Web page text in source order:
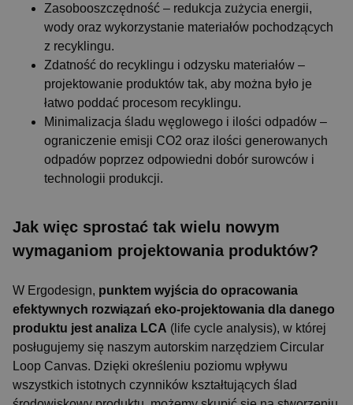
Zasobooszczędność – redukcja zużycia energii,
wody oraz wykorzystanie materiałów pochodzących
z recyklingu.
Zdatność do recyklingu i odzysku materiałów –
projektowanie produktów tak, aby można było je
łatwo poddać procesom recyklingu.
Minimalizacja śladu węglowego i ilości odpadów –
ograniczenie emisji CO2 oraz ilości generowanych
odpadów poprzez odpowiedni dobór surowców i
technologii produkcji.
Jak więc sprostać tak wielu nowym
wymaganiom projektowania produktów?
W Ergodesign, punktem wyjścia do opracowania
efektywnych rozwiązań eko-projektowania dla danego
produktu jest analiza LCA (life cycle analysis), w której
posługujemy się naszym autorskim narzędziem Circular
Loop Canvas. Dzięki określeniu poziomu wpływu
wszystkich istotnych czynników kształtujących ślad